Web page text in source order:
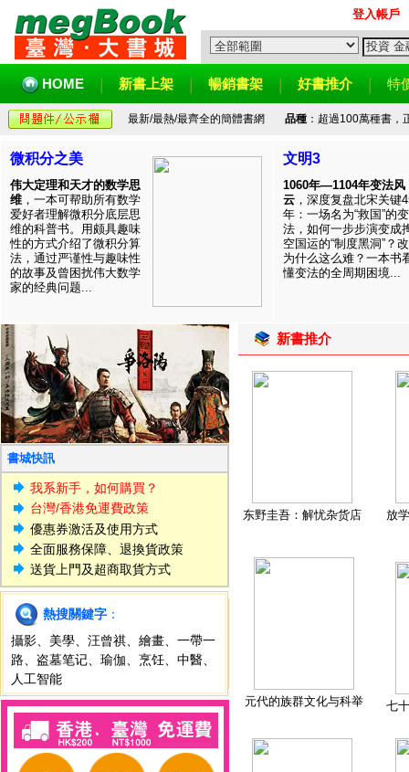
登入帳戶
HOME 新書上架 暢銷書架 好書推介 特
最新/最熱/最齊全的簡體書網 品種：超過100萬種書，
微积分之美
伟大定理和天才的数学思
维 ，一本可帮助所有数学
爱好者理解微积分底层思
维的科普书。用颇具趣味
性的方式介绍了微积分算
法，通过严谨性与趣味性
的故事及曾困扰伟大数学
家的经典问题...
文明3
1060年—1104年变法风
云 ，深度复盘北宋关键
年：一场名为“救国”的变
法，如何一步步演变成
空国运的“制度黑洞”？
为什么这么难？一本书
懂变法的全周期困境...
書城快訊
我系新手，如何購買？
台灣/香港免運費政策
優惠券激活及使用方式
全面服務保障、退換貨政策
送貨上門及超商取貨方式
熱搜關鍵字 ：
攝影
美學 汪曾祺 繪畫
一帶一
路
盗墓笔记 瑜伽 烹饪 中醫
人工智能
新書推介
东野圭吾：解忧杂货店 放
元代的族群文化与科举 七